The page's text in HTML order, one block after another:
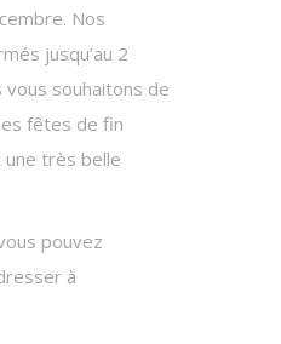
Nos
jusqu’au 2
vous souhaitons de
fêtes de fin
une très belle
pouvez
à